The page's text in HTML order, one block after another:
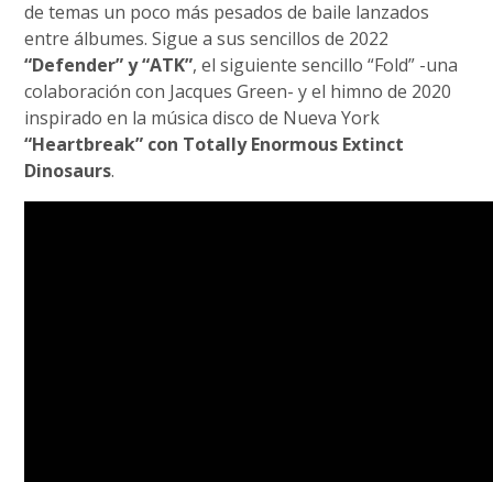
de temas un poco más pesados ​​​de baile lanzados
entre álbumes. Sigue a sus sencillos de 2022
“Defender” y “ATK”, el siguiente sencillo “Fold” -una
colaboración con Jacques Green- y el himno de 2020
inspirado en la música disco de Nueva York
“Heartbreak” con Totally Enormous Extinct
Dinosaurs.